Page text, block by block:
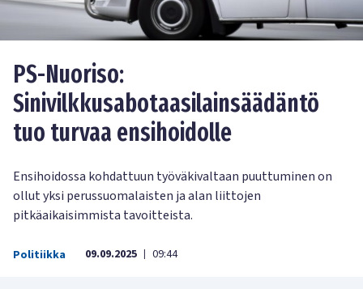
PS-Nuoriso:
Sinivilkkusabotaasilainsäädäntö
tuo turvaa ensihoidolle
Ensihoidossa kohdattuun työväkivaltaan puuttuminen on
ollut yksi perussuomalaisten ja alan liittojen
pitkäaikaisimmista tavoitteista.
Politiikka 09.09.2025 | 09:44